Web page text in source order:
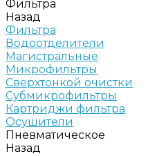
Фильтра
Назад
Фильтра
Водоотделители
Магистральные
Микрофильтры
Сверхтонкой очистки
Субмикрофильтры
Картриджи фильтра
Осушители
Пневматическое
Назад